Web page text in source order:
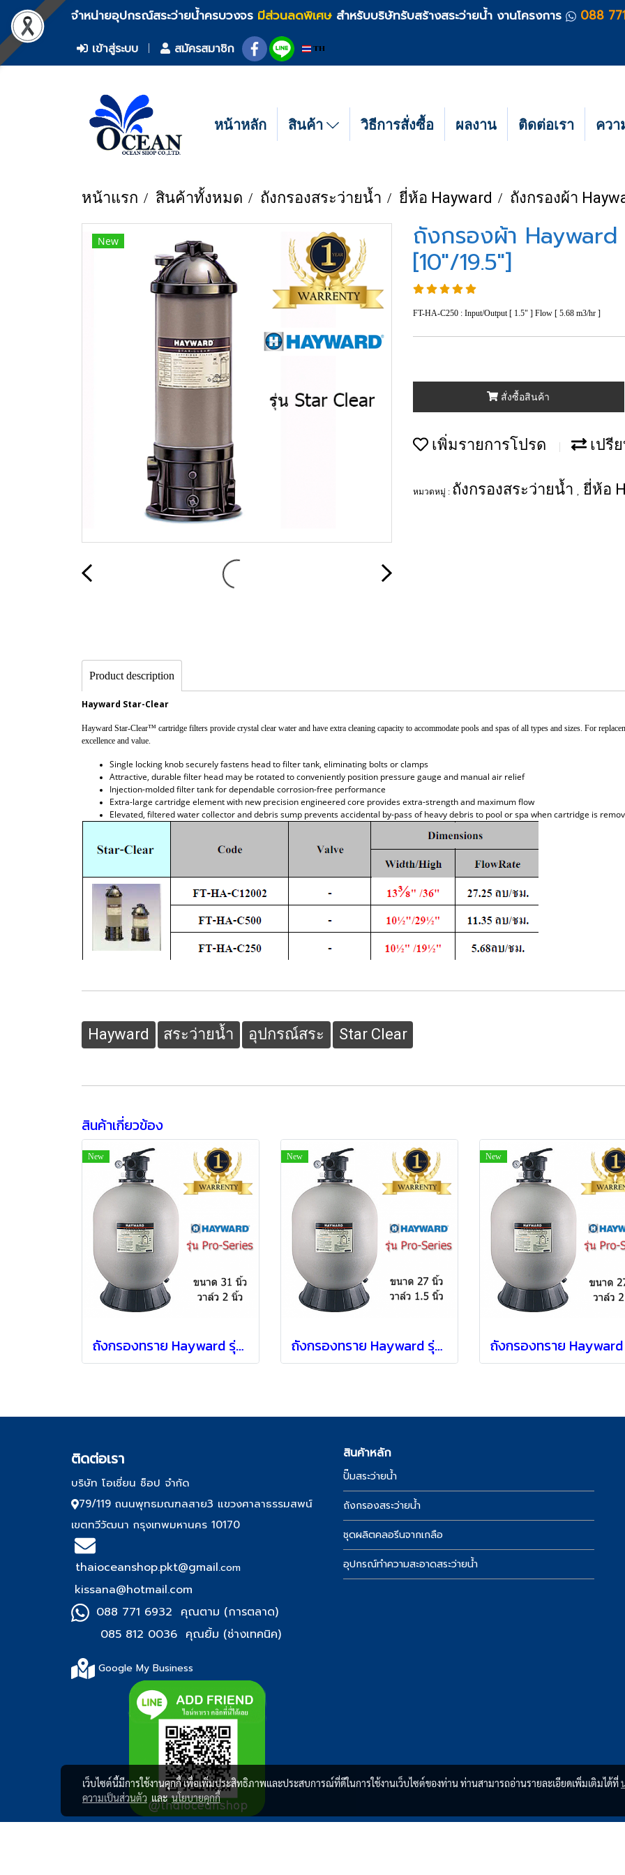
จำหน่ายอุปกรณ์สระว่ายน้ำครบวงจร มีส่วนลดพิเศษ สำหรับบริษัทรับสร้างสระว่ายน้ำ งานโครงการ 088
เข้าสู่ระบบ สมัครสมาชิก TH
หน้าหลัก สินค้า วิธีการสั่งซื้อ ผลงาน ติดต่อเรา ควา
หน้าแรก สินค้าทั้งหมด ถังกรองสระว่ายน้ำ ยี่ห้อ Hayward ถังกรองผ้า
New ถังกรองผ้า
[10"/19.5"]
FT-HA-C250 : Input/Output [ 1.5" ] Flow [ 5.68 m3/hr ]
สั่งซื้อสินค้า
เพิ่มรายการโปรด เปรี
หมวดหมู่ : ถังกรองสระว่ายน้ำ ยี่ห้อ
Product description
Hayward Star-Clear
Hayward Star-Clear™ cartridge filters provide crystal clear water and have extra cleaning capacity to accommodate pools and spas of all types and sizes. For
excellence and value.
Single locking knob securely fastens head to filter tank, eliminating bolts or clamps
Attractive, durable filter head may be rotated to conveniently position pressure gauge and manual air relief
Injection-molded filter tank for dependable corrosion-free performance
Extra-large cartridge element with new precision engineered core provides extra-strength and maximum flow
Elevated, filtered water collector and debris sump prevents accidental by-pass of heavy debris to pool or spa when cartridge is
Hayward สระว่ายน้ำ อุปกรณ์สระ Star Clear
สินค้าเกี่ยวข้อง
New
ถังกรองทราย Hayward รุ่น S310T2 แบบ Top mount [ 31" ]
New
ถังกรองทราย Hayward รุ่น S270T แบบ Top mount [ 27" ]
New
ติดต่อเรา
บริษัท โอเชี่ยน ช็อป จำกัด
79/119 ถนนพุทธมณฑลสาย3 แขวงศาลาธรรมสพน์
เขตทวีวัฒนา กรุงเทพมหานคร 10170
thaioceanshop.pkt@gmail.com
kissana@hotmail.com
088 771 6932 คุณตาม (การตลาด)
085 812 0036 คุณยิ้ม (ช่างเทคนิค)
Google My Business
สินค้าหลัก
ปั๊มสระว่ายน้ำ
ถังกรองสระว่ายน้ำ
ชุดผลิตคลอรีนจากเกลือ
อุปกรณ์ทำความสะอาดสระว่ายน้ำ
เว็บไซต์นี้มีการใช้งานคุกกี้ เพื่อเพิ่มประสิทธิภาพและประสบการณ์ที่ดีในการใช้งานเว็บไซต์ของท่าน ท่านสามารถอ่านรายละเอียดเพิ่มเติมได้ที่
ความเป็นส่วนตัว และนโยบายคุกกี้